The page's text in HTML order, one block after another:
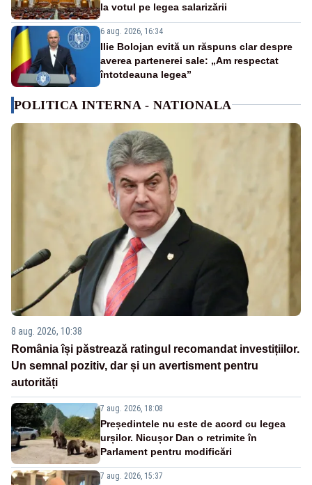
la votul pe legea salarizării
6 aug. 2026, 16:34
Ilie Bolojan evită un răspuns clar despre
averea partenerei sale: „Am respectat
întotdeauna legea”
POLITICA INTERNA - NATIONALA
8 aug. 2026, 10:38
România își păstrează ratingul recomandat investițiilor.
Un semnal pozitiv, dar și un avertisment pentru
autorități
7 aug. 2026, 18:08
Președintele nu este de acord cu legea
urșilor. Nicușor Dan o retrimite în
Parlament pentru modificări
7 aug. 2026, 15:37